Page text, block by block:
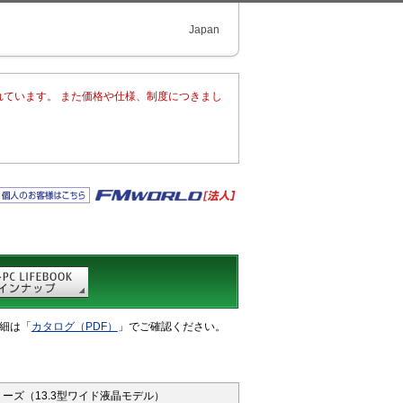
Japan
います。 また価格や仕様、制度につきまし
は「 カタログ（PDF） 」でご確認ください。
ズ（13.3型ワイド液晶モデル）